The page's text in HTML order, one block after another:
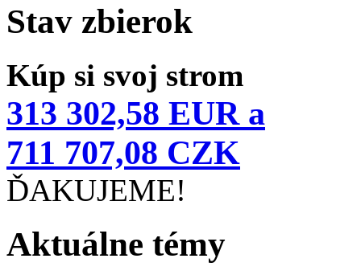
Stav zbierok
Kúp si svoj strom
313 302,58 EUR a
711 707,08 CZK
ĎAKUJEME!
Aktuálne témy